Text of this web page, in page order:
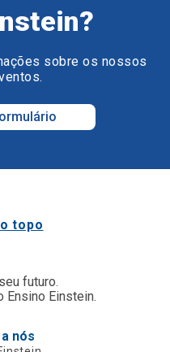
sobre os nossos
topo
futuro.
Ensino Einstein.
nós